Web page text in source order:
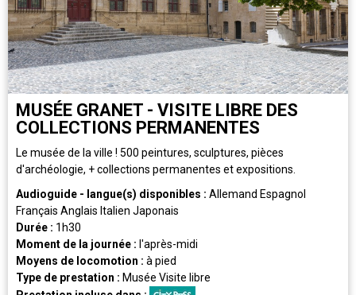
MUSÉE GRANET - VISITE LIBRE DES
COLLECTIONS PERMANENTES
Le musée de la ville ! 500 peintures, sculptures, pièces
d'archéologie, + collections permanentes et expositions.
Audioguide - langue(s) disponibles : Allemand Espagnol
Français Anglais Italien Japonais
Durée : 1h30
Moment de la journée : l'après-midi
Moyens de locomotion : à pied
Type de prestation : Musée Visite libre